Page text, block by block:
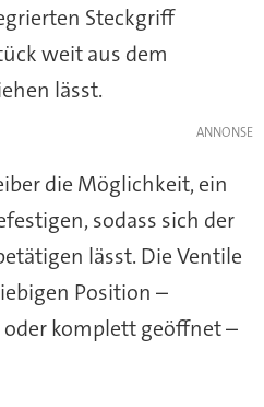
Steckgriff
weit aus dem
lässt.
die Möglichkeit, ein
sodass sich der
lässt. Die Ventile
Position –
komplett geöffnet –